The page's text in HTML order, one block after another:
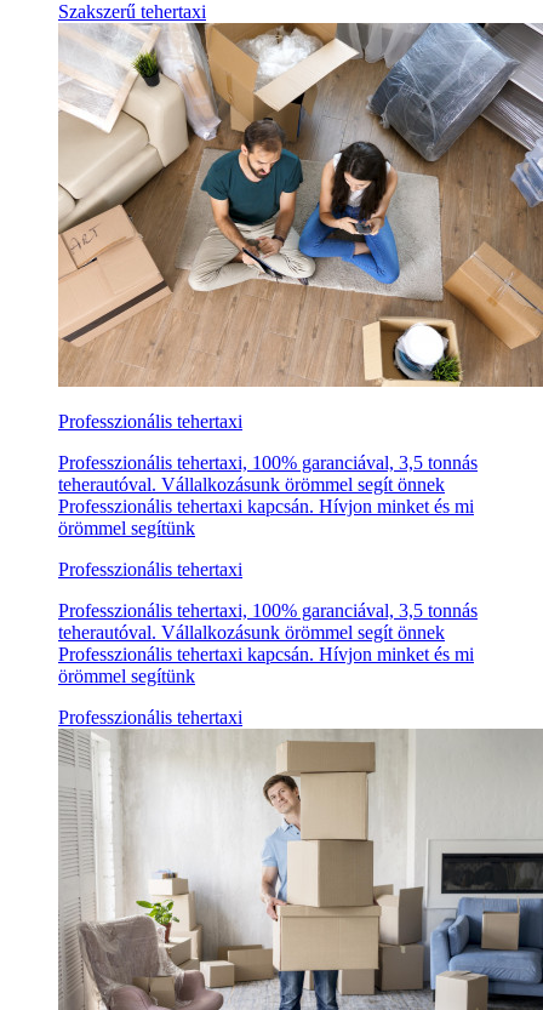
Szakszerű tehertaxi
Professzionális tehertaxi
Professzionális tehertaxi, 100% garanciával, 3,5 tonnás
teherautóval. Vállalkozásunk örömmel segít önnek
Professzionális tehertaxi kapcsán. Hívjon minket és mi
örömmel segítünk
Professzionális tehertaxi
Professzionális tehertaxi, 100% garanciával, 3,5 tonnás
teherautóval. Vállalkozásunk örömmel segít önnek
Professzionális tehertaxi kapcsán. Hívjon minket és mi
örömmel segítünk
Professzionális tehertaxi